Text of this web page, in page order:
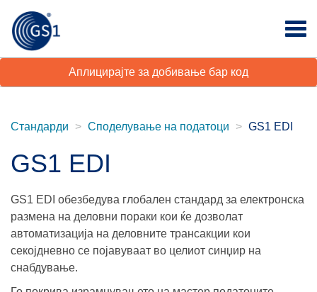
Аплицирајте за добивање бар код
Стандарди Споделување на податоци GS1 EDI
GS1 EDI
GS1 EDI обезбедува глобален стандард за електронска
размена на деловни пораки кои ќе дозволат
автоматизација на деловните трансакции кои
секојдневно се појавуваат во целиот синџир на
снабдување.